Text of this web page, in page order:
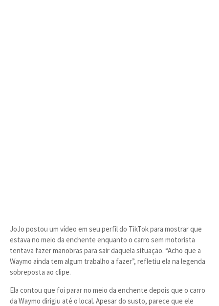
JoJo postou um vídeo em seu perfil do TikTok para mostrar que
estava no meio da enchente enquanto o carro sem motorista
tentava fazer manobras para sair daquela situação. “Acho que a
Waymo ainda tem algum trabalho a fazer”, refletiu ela na legenda
sobreposta ao clipe.
Ela contou que foi parar no meio da enchente depois que o carro
da Waymo dirigiu até o local. Apesar do susto, parece que ele